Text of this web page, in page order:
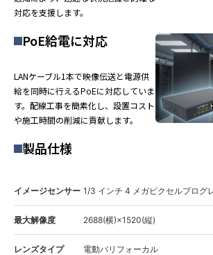
対応を支援します。
PoE給電に対応
LANケーブル1本で映像伝送と電源供
給を同時に行えるPoEに対応していま
す。配線工事を簡素化し、設置コスト
や施工時間の削減に貢献します。
製品仕様
イメージセンサー 1/3 インチ 4 メガピクセルプログ
最大解像度 2688(横)×1520(縦)
レンズタイプ 電動バリフォーカル